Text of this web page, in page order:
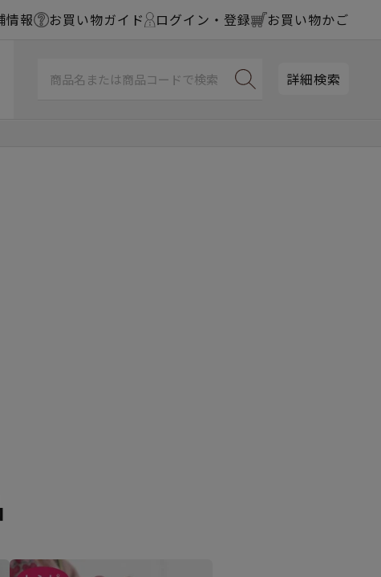
情報 お買い物ガイド ログイン・登録 お買い物かご
詳細検索